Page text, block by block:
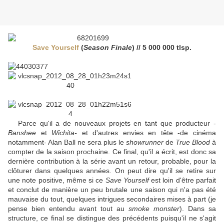
Save Yourself (Season Finale) // 5 000 000 tlsp.
Parce qu'il a de nouveaux projets en tant que producteur -
Banshee et Wichita- et d'autres envies en tête -de cinéma
notamment- Alan Ball ne sera plus le showrunner de True Blood à
compter de la saison prochaine. Ce final, qu'il a écrit, est donc sa
dernière contribution à la série avant un retour, probable, pour la
clôturer dans quelques années. On peut dire qu'il se retire sur
une note positive, même si ce Save Yourselfest loin d'être parfait
et conclut de manière un peu brutale une saison qui n'a pas été
mauvaise du tout, quelques intrigues secondaires mises à part (je
pense bien entendu avant tout au smoke monster). Dans sa
structure, ce final se distingue des précédents puisqu'il ne s'agit